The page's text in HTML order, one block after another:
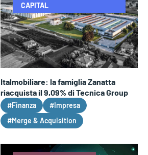
CAPITAL
Italmobiliare: la famiglia Zanatta
riacquista il 9,09% di Tecnica Group
#Finanza
#Impresa
#Merge & Acquisition